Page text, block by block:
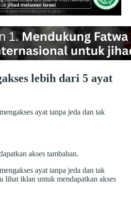
lebih dari 5 ayat
ayat tanpa jeda dan tak
akses tambahan.
ayat tanpa jeda dan tak
lihat iklan untuk mendapatkan akses